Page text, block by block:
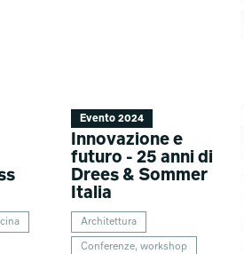
Evento 2024
Innovazione e
futuro - 25 anni di
Drees & Sommer
Italia
Architettura
Conferenze, workshop